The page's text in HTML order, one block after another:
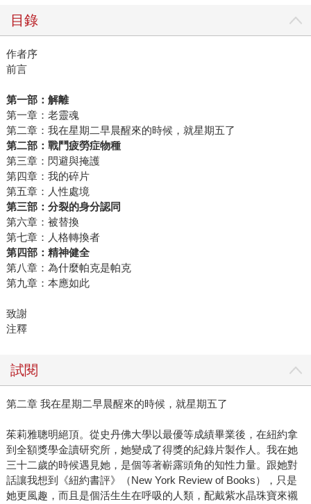
目錄
作者序
前言
第一部：解離
第一章：老靈魂
第二章：我在星期二早晨醒來的時候，就星期五了
第二部：戰鬥疲勞症物種
第三章：閃避與掩護
第四章：我的碎片
第五章：人性處境
第三部：分裂的身分認同
第六章：被替換
第七章：人格轉換者
第四部：精神健全
第八章：為什麼帕克是帕克
第九章：本應如此
致謝
注釋
試閱
第二章 我在星期二早晨醒來的時候，就星期五了
茱莉雅聰明絕頂。從史丹佛大學以最優等成績畢業後，在紐約拿
到全額獎學金讀研究所，她變成了得獎的紀錄片製作人。我在她
三十二歲的時候遇見她，是個等著嶄露頭角的知性力量。跟她對
話讓我想到《紐約書評》（New York Review of Books），只是
她更風趣，而且是個活生生在呼吸的人類，配戴紫水晶珠寶來襯